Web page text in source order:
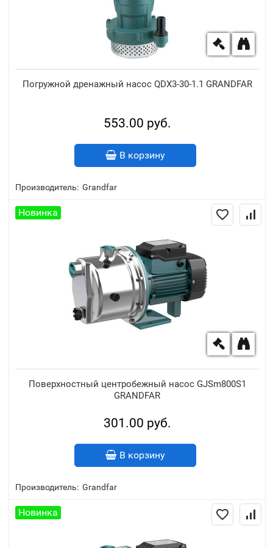
Погружной дренажный насос QDX3-30-1.1 GRANDFAR
Производитель: Grandfar
553.00 руб.
В корзину
Новинка
Поверхностный центробежный насос GJSm800S1
GRANDFAR
Производитель: Grandfar
301.00 руб.
В корзину
Новинка